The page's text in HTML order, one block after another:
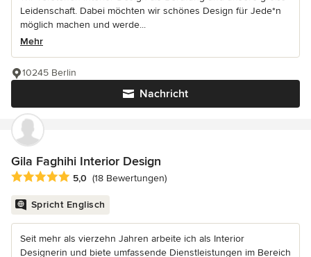
Leidenschaft. Dabei möchten wir schönes Design für Jede*n
möglich machen und werde...
Mehr
Nachricht
10245 Berlin
Gila Faghihi Interior Design
Durchschnittliche Bewertung: 5 von 5 Sternen
5,0 (18 Bewertungen)
Spricht Englisch
Seit mehr als vierzehn Jahren arbeite ich als Interior
Designerin und biete umfassende Dienstleistungen im Bereich